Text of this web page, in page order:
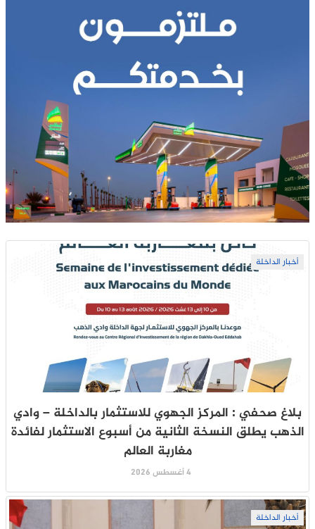
أخبار الداخلة
بلاغ صحفي : المركز الجهوي للاستثمار بالداخلة – وادي
الذهب يطلق النسخة الثانية من أسبوع الاستثمار لفائدة
مغاربة العالم
4 أغسطس 2026
أخبار الداخلة